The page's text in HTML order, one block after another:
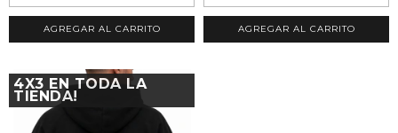
AGREGAR AL CARRITO AGREGAR AL CARRITO
4X3 EN TODA LA
TIENDA!